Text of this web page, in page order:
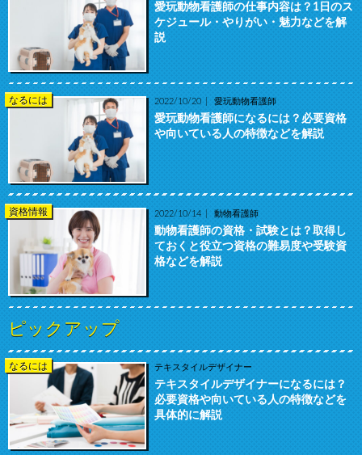
愛玩動物看護師の仕事内容は？1日のス
ケジュール・やりがい・魅力などを解
説
なるには 2022/10/20 愛玩動物看護師
愛玩動物看護師になるには？必要資格
や向いている人の特徴などを解説
資格情報 2022/10/14 動物看護師
動物看護師の資格・試験とは？取得し
ておくと役立つ資格の難易度や受験資
格などを解説
ピックアップ
なるには テキスタイルデザイナー
テキスタイルデザイナーになるには？
必要資格や向いている人の特徴などを
具体的に解説